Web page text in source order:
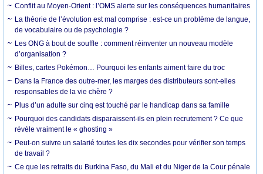
Conflit au Moyen-Orient : l’OMS alerte sur les conséquences humanitaires
La théorie de l’évolution est mal comprise : est-ce un problème de langue,
de vocabulaire ou de psychologie ?
Les ONG à bout de souffle : comment réinventer un nouveau modèle
d’organisation ?
Billes, cartes Pokémon… Pourquoi les enfants aiment faire du troc
Dans la France des outre-mer, les marges des distributeurs sont-elles
responsables de la vie chère ?
Plus d’un adulte sur cinq est touché par le handicap dans sa famille
Pourquoi des candidats disparaissent-ils en plein recrutement ? Ce que
révèle vraiment le « ghosting »
Peut-on suivre un salarié toutes les dix secondes pour vérifier son temps
de travail ?
Ce que les retraits du Burkina Faso, du Mali et du Niger de la Cour pénale